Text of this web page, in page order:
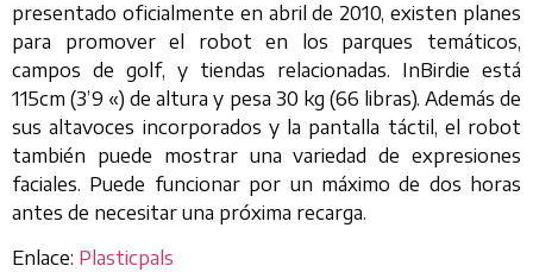
presentado oficialmente en abril de 2010, existen planes
para promover el robot en los parques temáticos,
campos de golf, y tiendas relacionadas. InBirdie está
115cm (3’9 «) de altura y pesa 30 kg (66 libras). Además de
sus altavoces incorporados y la pantalla táctil, el robot
también puede mostrar una variedad de expresiones
faciales. Puede funcionar por un máximo de dos horas
antes de necesitar una próxima recarga.
Enlace: Plasticpals